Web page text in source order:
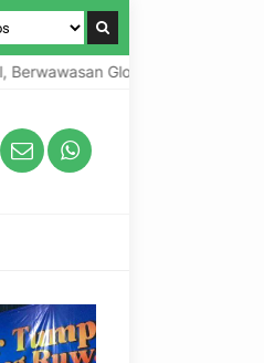
Global, Berkarakter Lokal